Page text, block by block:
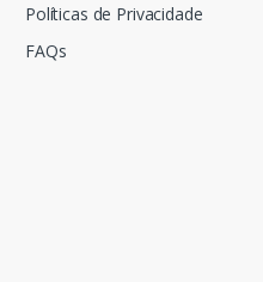
Políticas de Privacidade
FAQs